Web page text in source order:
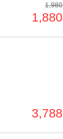
1,980
1,880
3,788